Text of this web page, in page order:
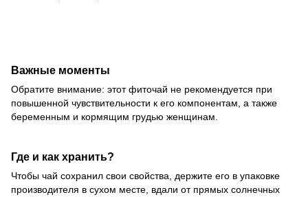
Важные моменты
Обратите внимание: этот фиточай не рекомендуется при
повышенной чувствительности к его компонентам, а также
беременным и кормящим грудью женщинам.
Где и как хранить?
Чтобы чай сохранил свои свойства, держите его в упаковке
производителя в сухом месте, вдали от прямых солнечных